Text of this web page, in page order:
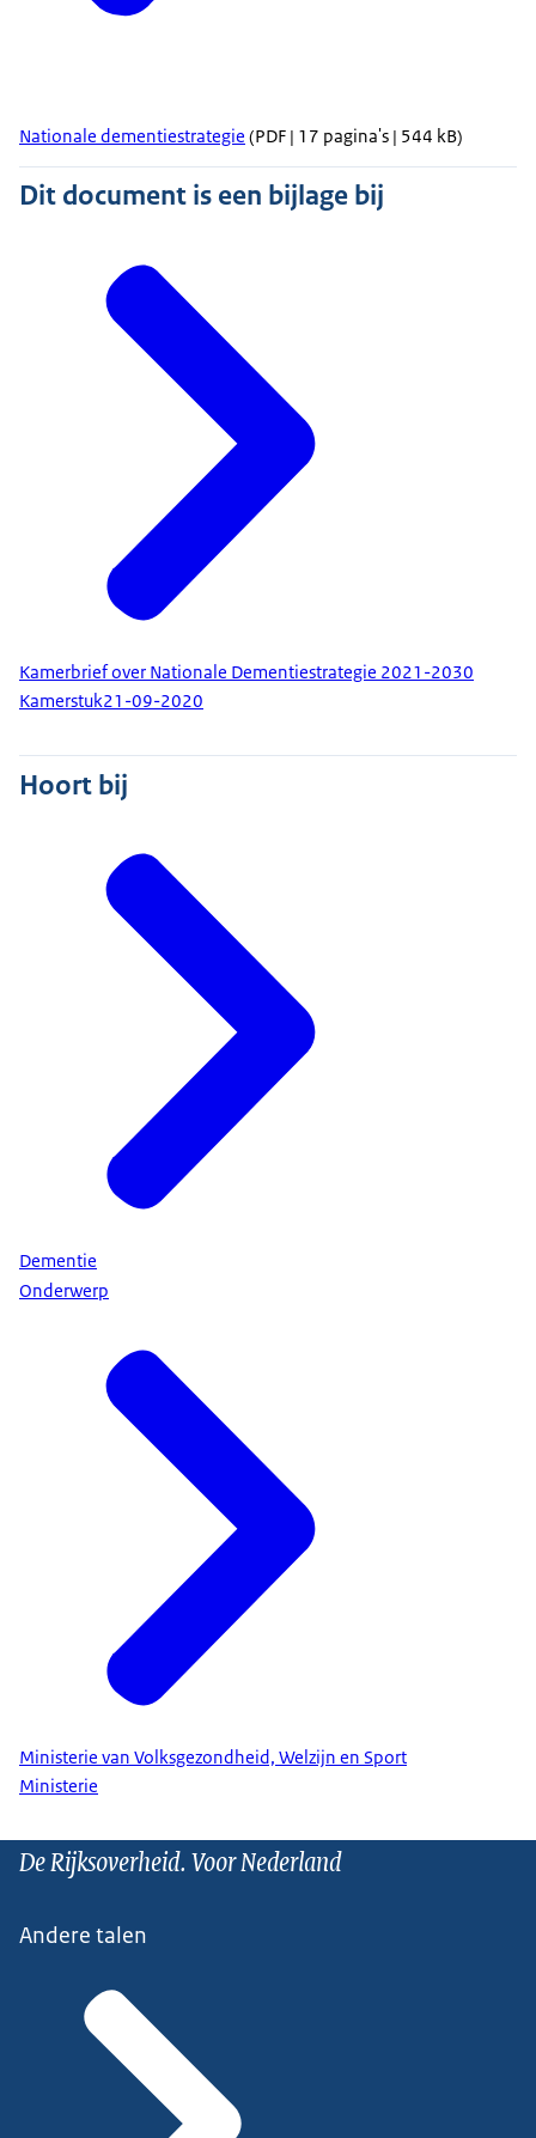
Nationale dementiestrategie (PDF | 17 pagina's | 544 kB)
Dit document is een bijlage bij
Kamerbrief over Nationale Dementiestrategie 2021-2030
Kamerstuk21-09-2020
Hoort bij
Dementie
Onderwerp
Ministerie van Volksgezondheid, Welzijn en Sport
Ministerie
De Rijksoverheid. Voor Nederland
Andere talen